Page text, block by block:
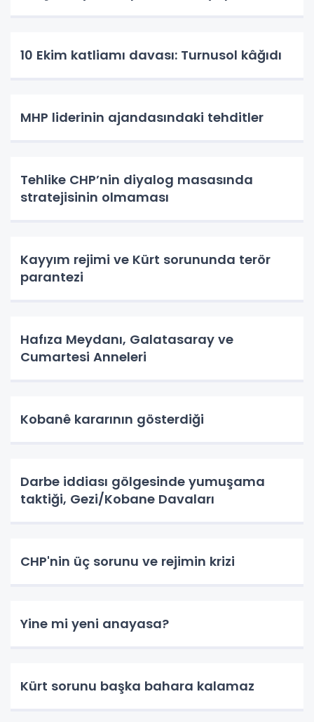
10 Ekim katliamı davası: Turnusol kâğıdı
MHP liderinin ajandasındaki tehditler
Tehlike CHP’nin diyalog masasında
stratejisinin olmaması
Kayyım rejimi ve Kürt sorununda terör
parantezi
Hafıza Meydanı, Galatasaray ve
Cumartesi Anneleri
Kobanê kararının gösterdiği
Darbe iddiası gölgesinde yumuşama
taktiği, Gezi/Kobane Davaları
CHP'nin üç sorunu ve rejimin krizi
Yine mi yeni anayasa?
Kürt sorunu başka bahara kalamaz